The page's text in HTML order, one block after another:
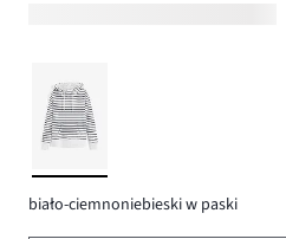
biało-ciemnoniebieski w paski